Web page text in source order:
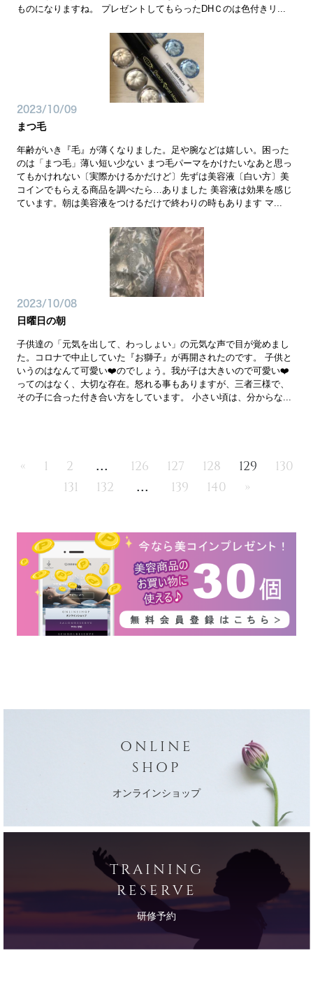
ものになりますね。 プレゼントしてもらったDHＣのは色付きリ...
2023/10/09
まつ毛
年齢がいき『毛』が薄くなりました。足や腕などは嬉しい。困った
のは「まつ毛」薄い短い少ない まつ毛パーマをかけたいなあと思っ
てもかけれない〔実際かけるかだけど〕先ずは美容液〔白い方〕美
コインでもらえる商品を調べたら…ありました 美容液は効果を感じ
ています。朝は美容液をつけるだけで終わりの時もあります マ...
2023/10/08
日曜日の朝
子供達の「元気を出して、わっしょい」の元気な声で目が覚めまし
た。コロナで中止していた『お獅子』が再開されたのです。 子供と
いうのはなんて可愛い❤️のでしょう。我が子は大きいので可愛い❤️
ってのはなく、大切な存在。怒れる事もありますが、三者三様で、
その子に合った付き合い方をしています。 小さい頃は、分からな...
« 1 2 ... 126 127 128 129
130
131
132 ... 139 140 »
ONLINE
SHOP
オンラインショップ
TRAINING
RESERVE
研修予約